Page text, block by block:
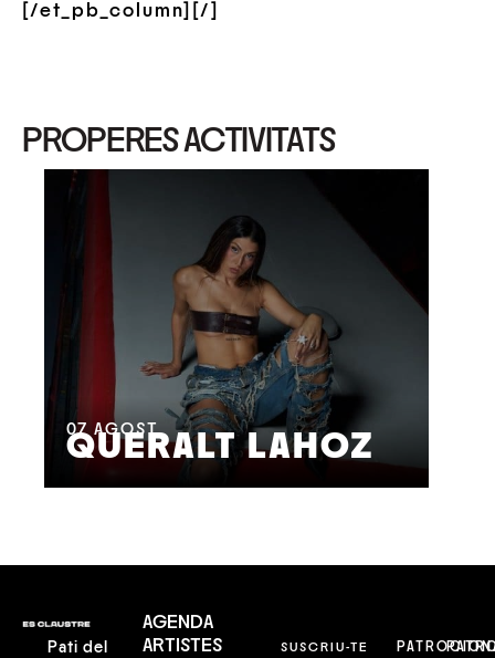
[/et_pb_column][/]
PROPERES ACTIVITATS
07 AGOST
QUERALT LAHOZ
Pati del
AGENDA
ARTISTES
SUSCRIU-TE